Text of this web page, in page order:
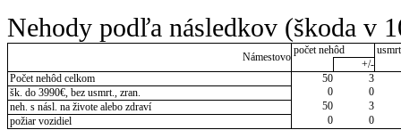
Nehody podľa následkov (škoda v
Námestovo
počet nehôd
+/-
Počet nehôd celkom
50
3
šk. do 3990€, bez usmrt., zran.
0
0
neh. s násl. na živote alebo zdraví
50
3
požiar vozidiel
0 0